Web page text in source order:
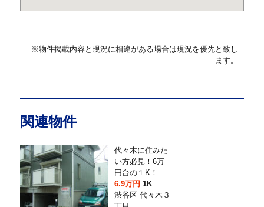
※物件掲載内容と現況に相違がある場合は現況を優先と致し
ます。
関連物件
代々木に住みた
い方必見！6万
円台の１K！
6.9万円1K
渋谷区 代々木３